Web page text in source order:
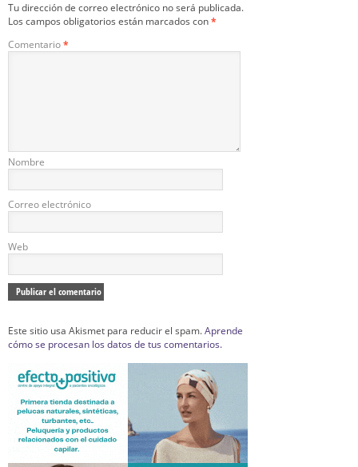
Tu dirección de correo electrónico no será publicada.
Los campos obligatorios están marcados con*
Comentario*
Nombre
Correo electrónico
Web
Este sitio usa Akismet para reducir el spam.Aprende
cómo se procesan los datos de tus comentarios.